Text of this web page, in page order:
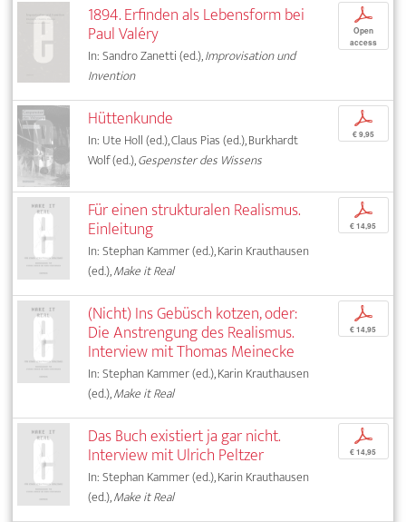
1894. Erfinden als Lebensform bei
Paul Valéry
In: Sandro Zanetti (ed.),Improvisation und
Invention
p
Open
access
Hüttenkunde
In: Ute Holl (ed.), Claus Pias (ed.), Burkhardt
Wolf (ed.),Gespenster des Wissens
p
€ 9,95
Für einen strukturalen Realismus.
Einleitung
In: Stephan Kammer (ed.), Karin Krauthausen
(ed.),Make it Real
p
€ 14,95
(Nicht) Ins Gebüsch kotzen, oder:
Die Anstrengung des Realismus.
Interview mit Thomas Meinecke
In: Stephan Kammer (ed.), Karin Krauthausen
(ed.),Make it Real
p
€ 14,95
Das Buch existiert ja gar nicht.
Interview mit Ulrich Peltzer
In: Stephan Kammer (ed.), Karin Krauthausen
(ed.),Make it Real
p
€ 14,95